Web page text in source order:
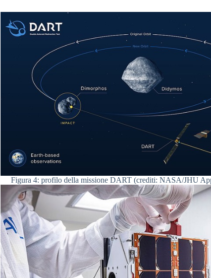
Figura 4: profilo della missione DART (crediti: NASA/JHU